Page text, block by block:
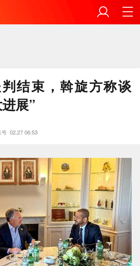
结束，斡旋方称谈
展”
号 02.27 06:53